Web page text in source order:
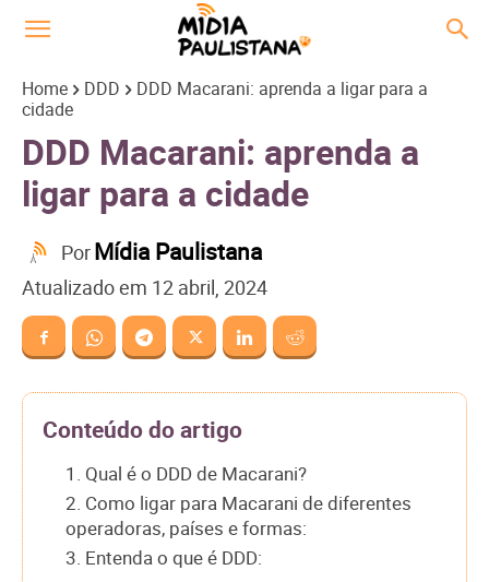
Home DDD
DDD Macarani: aprenda a ligar para a
cidade
DDD Macarani: aprenda a
ligar para a cidade
PorMídia Paulistana
Atualizado em 12 abril, 2024
Conteúdo do artigo
1. Qual é o DDD de Macarani?
2. Como ligar para Macarani de diferentes
operadoras, países e formas:
3. Entenda o que é DDD: